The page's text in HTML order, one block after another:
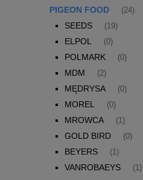
PIGEON FOOD (24)
SEEDS (19)
ELPOL (0)
POLMARK (0)
MDM (2)
MĘDRYSA (0)
MOREL (0)
MROWCA (1)
GOLD BIRD (0)
BEYERS (1)
VANROBAEYS (1)